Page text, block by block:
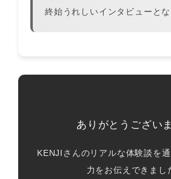
終始うれしいインタビューとな
ありがとうござい
KENJIさんのリアルな体験談を
力をお伝えできまし